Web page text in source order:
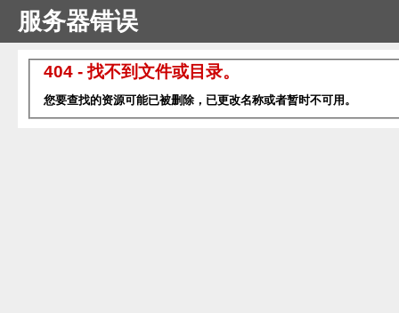
服务器错误
404 - 找不到文件或目录。
您要查找的资源可能已被删除，已更改名称或者暂时不可用。